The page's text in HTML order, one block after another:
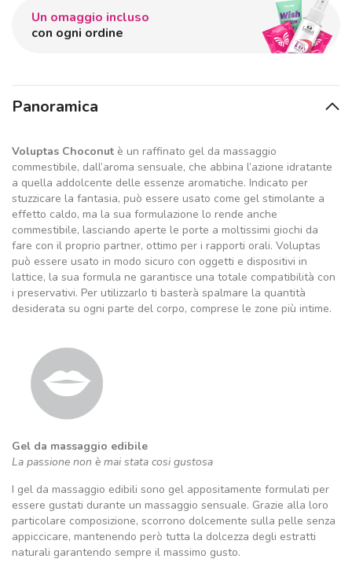
Un omaggio incluso
con ogni ordine
Panoramica
Voluptas Choconut è un raffinato gel da massaggio
commestibile, dall’aroma sensuale, che abbina l’azione idratante
a quella addolcente delle essenze aromatiche. Indicato per
stuzzicare la fantasia, può essere usato come gel stimolante a
effetto caldo, ma la sua formulazione lo rende anche
commestibile, lasciando aperte le porte a moltissimi giochi da
fare con il proprio partner, ottimo per i rapporti orali. Voluptas
può essere usato in modo sicuro con oggetti e dispositivi in
lattice, la sua formula ne garantisce una totale compatibilità con
i preservativi. Per utilizzarlo ti basterà spalmare la quantità
desiderata su ogni parte del corpo, comprese le zone più intime.
Gel da massaggio edibile
La passione non è mai stata cosi gustosa
I gel da massaggio edibili sono gel appositamente formulati per
essere gustati durante un massaggio sensuale. Grazie alla loro
particolare composizione, scorrono dolcemente sulla pelle senza
appiccicare, mantenendo però tutta la dolcezza degli estratti
naturali garantendo sempre il massimo gusto.